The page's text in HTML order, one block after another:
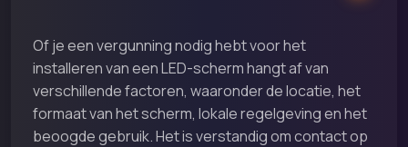
Of je een vergunning nodig hebt voor het
installeren van een LED-scherm hangt af van
verschillende factoren, waaronder de locatie, het
formaat van het scherm, lokale regelgeving en het
beoogde gebruik. Het is verstandig om contact op